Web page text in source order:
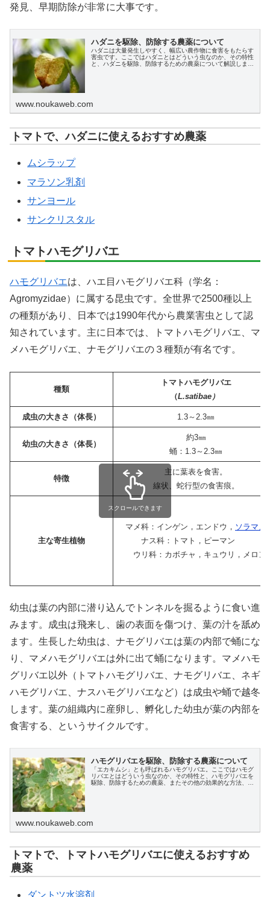
発見、早期防除が非常に大事です。
ハダニを駆除、防除する農薬について
ハダニは大量発生しやすく、幅広い農作物に食害をもたらす
害虫です。ここではハダニとはどういう虫なのか、その特性
と、ハダニを駆除、防除するための農薬について解説しま
www.noukaweb.com
トマトで、ハダニに使えるおすすめ農薬
ムシラップ
マラソン乳剤
サンヨール
サンクリスタル
トマトハモグリバエ
ハモグリバエは、ハエ目ハモグリバエ科（学名：
Agromyzidae）に属する昆虫です。全世界で2500種以上
の種類があり、日本では1990年代から農業害虫として認
知されています。主に日本では、トマトハモグリバエ、マ
メハモグリバエ、ナモグリバエの３種類が有名です。
種類
トマトハモグリバエ
（L.satibae）
成虫の大きさ（体長） 1.3～2.3㎜
幼虫の大きさ（体長）
約3㎜
蛹：1.3～2.3㎜
特徴
主に葉表を食害。
線状、蛇行型の食害痕。
主な寄生植物
マメ科：インゲン，エンドウ， ソラマメ
ナス科：トマト，ピーマン
ウリ科：カボチャ，キュウリ，メロン
スクロールできます
幼虫は葉の内部に潜り込んでトンネルを掘るように食い進
みます。成虫は飛来し、歯の表面を傷つけ、葉の汁を舐め
ます。生長した幼虫は、ナモグリバエは葉の内部で蛹にな
り、マメハモグリバエは外に出て蛹になります。マメハモ
グリバエ以外（トマトハモグリバエ、ナモグリバエ、ネギ
ハモグリバエ、ナスハモグリバエなど）は成虫や蛹で越冬
します。葉の組織内に産卵し、孵化した幼虫が葉の内部を
食害する、というサイクルです。
ハモグリバエを駆除、防除する農薬について
「エカキムシ」とも呼ばれるハモグリバエ。ここではハモグ
リバエとはどういう虫なのか、その特性と、ハモグリバエを
駆除、防除するための農薬、またその他の効果的な方法、対
www.noukaweb.com
トマトで、トマトハモグリバエに使えるおすすめ
農薬